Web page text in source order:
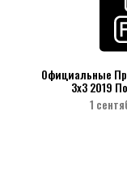
Официальные
3х3 2019
1